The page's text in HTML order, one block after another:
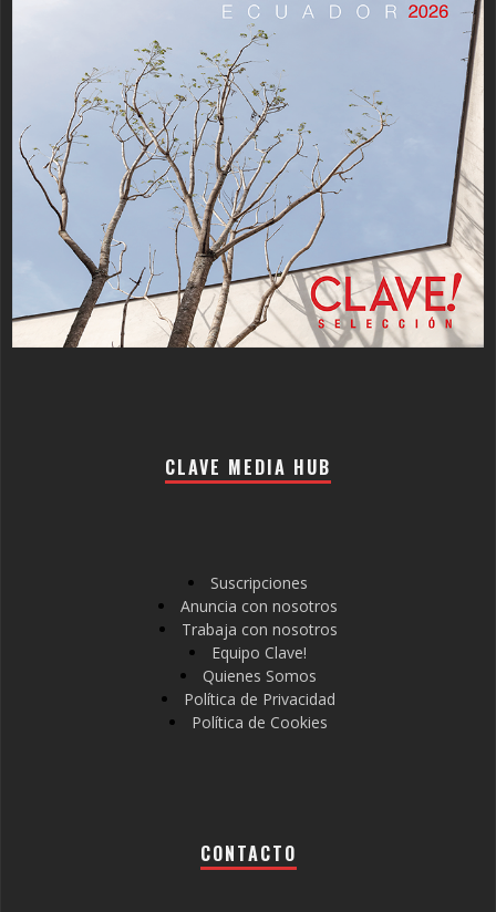
CLAVE MEDIA HUB
Suscripciones
Anuncia con nosotros
Trabaja con nosotros
Equipo Clave!
Quienes Somos
Política de Privacidad
Política de Cookies
CONTACTO